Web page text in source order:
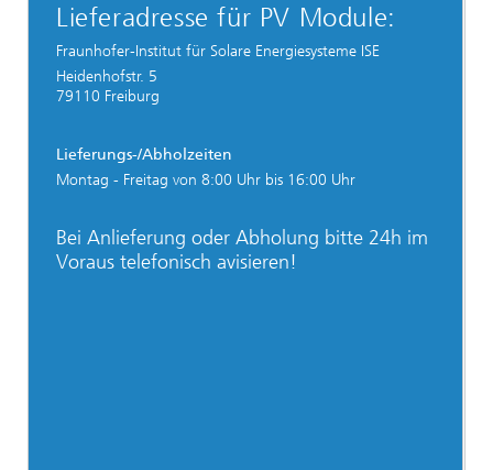
Lieferadresse für PV Module:
Fraunhofer-Institut für Solare Energiesysteme ISE
Heidenhofstr. 5
79110 Freiburg
Lieferungs-/Abholzeiten
Montag - Freitag von 8:00 Uhr bis 16:00 Uhr
Bei Anlieferung oder Abholung bitte 24h im
Voraus telefonisch avisieren!